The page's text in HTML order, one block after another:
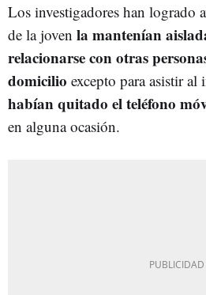
Los investigadores han logrado
de la joven la mantenían
relacionarse con otras
domicilio excepto para asistir
habían quitado el teléfono
en alguna ocasión.